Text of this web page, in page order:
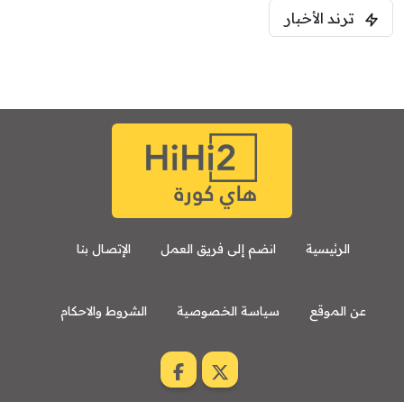
ترند الأخبار
الرئيسية انضم إلى فريق العمل الإتصال بنا
عن الموقع سياسة الخصوصية الشروط والاحكام